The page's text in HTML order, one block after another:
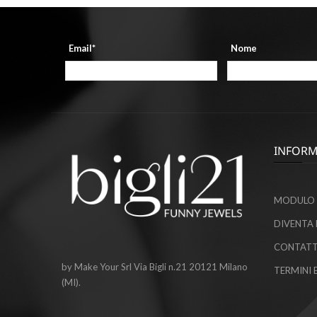
Email*
Nome
by Make Your Srl Via Bigli n.21 20121 Milano
(MI).
MODULO
DIVENTA
TERMINI